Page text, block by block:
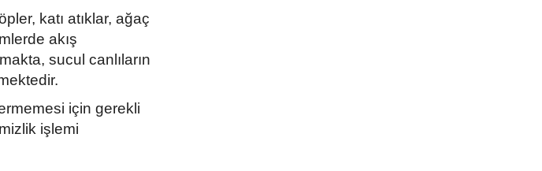
katı atıklar, ağaç
akış
sucul canlıların
için gerekli
işlemi